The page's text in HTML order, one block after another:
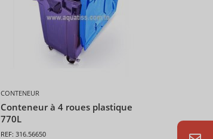
CONTENEUR
Conteneur à 4 roues plastique
770L
REF: 316.56650